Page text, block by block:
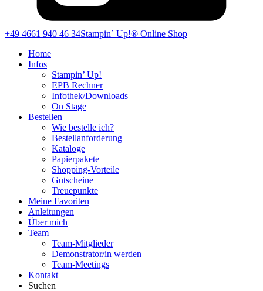
+49 4661 940 46 34Stampin´ Up!® Online Shop
Home
Infos
Stampin’ Up!
EPB Rechner
Infothek/Downloads
On Stage
Bestellen
Wie bestelle ich?
Bestellanforderung
Kataloge
Papierpakete
Shopping-Vorteile
Gutscheine
Treuepunkte
Meine Favoriten
Anleitungen
Über mich
Team
Team-Mitglieder
Demonstrator/in werden
Team-Meetings
Kontakt
Suchen